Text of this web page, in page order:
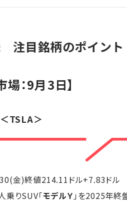
注目銘柄のポイント
場：9月3日】
＜TSLA＞
金)終値214.11ドル+7.83ドル
乗りSUV「モデルＹ 」を2025年